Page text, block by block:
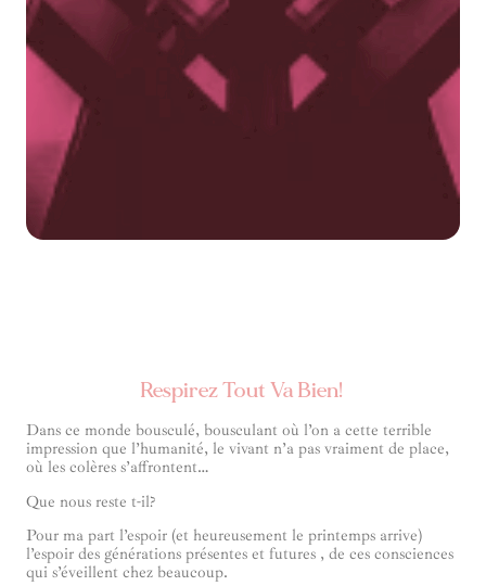
Respirez Tout Va Bien!
Dans ce monde bousculé, bousculant où l’on a cette terrible
impression que l’humanité, le vivant n’a pas vraiment de place,
où les colères s’affrontent…
Que nous reste t-il?
Pour ma part l’espoir (et heureusement le printemps arrive)
l’espoir des générations présentes et futures , de ces consciences
qui s’éveillent chez beaucoup.